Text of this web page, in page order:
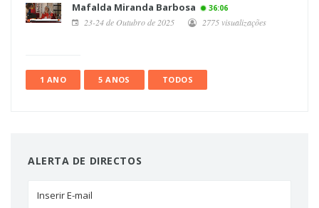
Mafalda Miranda Barbosa 36:06
23-24 de Outubro de 2025 2775 visualizações
1 ANO 5 ANOS TODOS
ALERTA DE DIRECTOS